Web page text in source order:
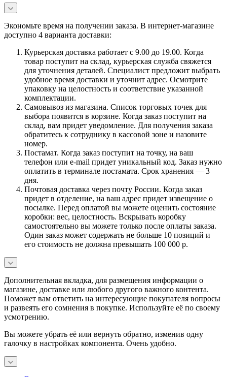
Экономьте время на получении заказа. В интернет-магазине
доступно 4 варианта доставки:
Курьерская доставка работает с 9.00 до 19.00. Когда
товар поступит на склад, курьерская служба свяжется
для уточнения деталей. Специалист предложит выбрать
удобное время доставки и уточнит адрес. Осмотрите
упаковку на целостность и соответствие указанной
комплектации.
Самовывоз из магазина. Список торговых точек для
выбора появится в корзине. Когда заказ поступит на
склад, вам придет уведомление. Для получения заказа
обратитесь к сотруднику в кассовой зоне и назовите
номер.
Постамат. Когда заказ поступит на точку, на ваш
телефон или e-mail придет уникальный код. Заказ нужно
оплатить в терминале постамата. Срок хранения — 3
дня.
Почтовая доставка через почту России. Когда заказ
придет в отделение, на ваш адрес придет извещение о
посылке. Перед оплатой вы можете оценить состояние
коробки: вес, целостность. Вскрывать коробку
самостоятельно вы можете только после оплаты заказа.
Один заказ может содержать не больше 10 позиций и
его стоимость не должна превышать 100 000 р.
Дополнительная вкладка, для размещения информации о
магазине, доставке или любого другого важного контента.
Поможет вам ответить на интересующие покупателя вопросы
и развеять его сомнения в покупке. Используйте её по своему
усмотрению.
Вы можете убрать её или вернуть обратно, изменив одну
галочку в настройках компонента. Очень удобно.